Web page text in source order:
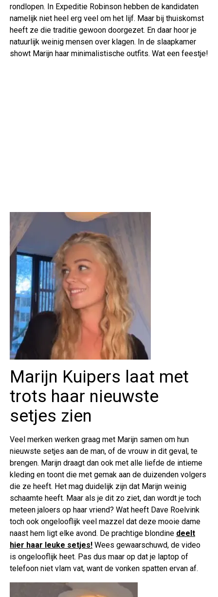
rondlopen. In Expeditie Robinson hebben de kandidaten
namelijk niet heel erg veel om het lijf. Maar bij thuiskomst
heeft ze die traditie gewoon doorgezet. En daar hoor je
natuurlijk weinig mensen over klagen. In de slaapkamer
showt Marijn haar minimalistische outfits. Wat een feestje!
Marijn Kuipers laat met
trots haar nieuwste
setjes zien
Veel merken werken graag met Marijn samen om hun
nieuwste setjes aan de man, of de vrouw in dit geval, te
brengen. Marijn draagt dan ook met alle liefde de intieme
kleding en toont die met gemak aan de duizenden volgers
die ze heeft. Het mag duidelijk zijn dat Marijn weinig
schaamte heeft. Maar als je dit zo ziet, dan wordt je toch
meteen jaloers op haar vriend? Wat heeft Dave Roelvink
toch ook ongelooflijk veel mazzel dat deze mooie dame
naast hem ligt elke avond. De prachtige blondine deelt
hier haar leuke setjes! Wees gewaarschuwd, de video
is ongelooflijk heet. Pas dus maar op dat je laptop of
telefoon niet vlam vat, want de vonken spatten ervan af.